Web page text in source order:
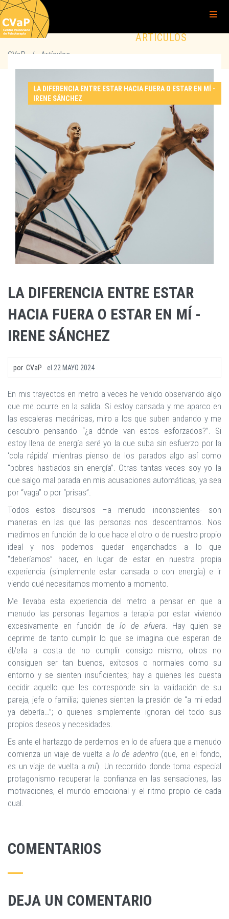
ARTÍCULOS
CVaP / Artículos
LA DIFERENCIA ENTRE ESTAR HACIA FUERA O ESTAR EN MÍ -
IRENE SÁNCHEZ
LA DIFERENCIA ENTRE ESTAR
HACIA FUERA O ESTAR EN MÍ -
IRENE SÁNCHEZ
por CVaP el 22 MAYO 2024
En mis trayectos en metro a veces he venido observando algo
que me ocurre en la salida. Si estoy cansada y me aparco en
las escaleras mecánicas, miro a los que suben andando y me
descubro pensando “¿a dónde van estos esforzados?”. Si
estoy llena de energía seré yo la que suba sin esfuerzo por la
‘cola rápida’ mientras pienso de los parados algo así como
“pobres hastiados sin energía”. Otras tantas veces soy yo la
que salgo mal parada en mis acusaciones automáticas, ya sea
por “vaga” o por “prisas”.
Todos estos discursos –a menudo inconscientes- son
maneras en las que las personas nos descentramos. Nos
medimos en función de lo que hace el otro o de nuestro propio
ideal y nos podemos quedar enganchados a lo que
“deberíamos” hacer, en lugar de estar en nuestra propia
experiencia (simplemente estar cansada o con energía) e ir
viendo qué necesitamos momento a momento.
Me llevaba esta experiencia del metro a pensar en que a
menudo las personas llegamos a terapia por estar viviendo
excesivamente en función delo de afuera. Hay quien se
deprime de tanto cumplir lo que se imagina que esperan de
él/ella a costa de no cumplir consigo mismo; otros no
consiguen ser tan buenos, exitosos o normales como su
entorno y se sienten insuficientes; hay a quienes les cuesta
decidir aquello que les corresponde sin la validación de su
pareja, jefe o familia; quienes sienten la presión de “a mi edad
ya debería…”; o quienes simplemente ignoran del todo sus
propios deseos y necesidades.
Es ante el hartazgo de perdernos en lo de afuera que a menudo
comienza un viaje de vuelta a lo de adentro(que, en el fondo,
es un viaje de vuelta amí). Un recorrido donde toma especial
protagonismo recuperar la confianza en las sensaciones, las
motivaciones, el mundo emocional y el ritmo propio de cada
cual.
COMENTARIOS
DEJA UN COMENTARIO